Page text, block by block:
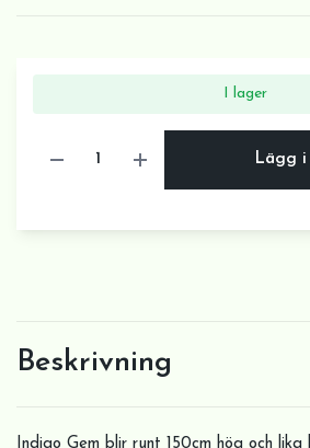
I lager
Lägg i
Beskrivning
Indigo Gem blir runt 150cm hög och